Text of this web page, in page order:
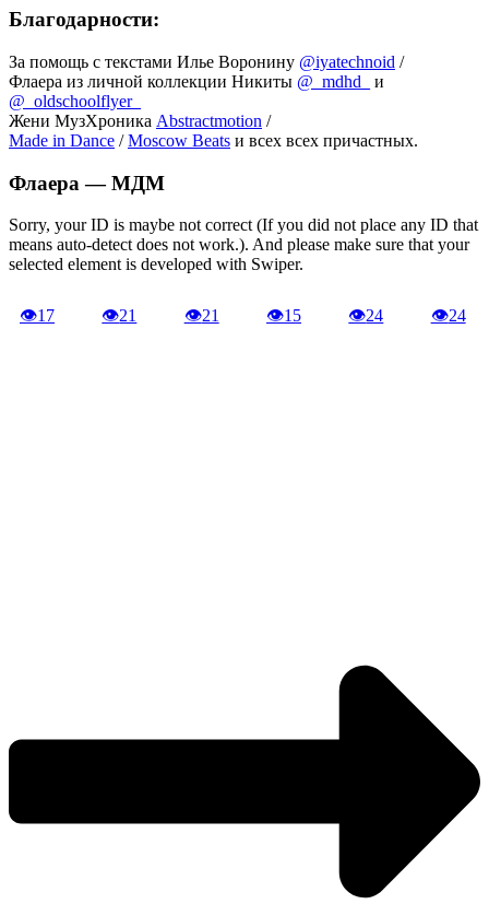
Благодарности:
За помощь с текстами Илье Воронину @iyatechnoid /
Флаера из личной коллекции Никиты @_mdhd_
и
@_oldschoolflyer_
Жени МузХроника Abstractmotion /
Made in Dance /Moscow Beats и всех всех причастных.
Флаера —МДМ
Sorry, your ID is maybe not correct (If you did not place any ID that
means auto-detect does not work.). And please make sure that your
selected element is developed with Swiper.
👁17 👁21 👁21 👁15 👁24 👁24